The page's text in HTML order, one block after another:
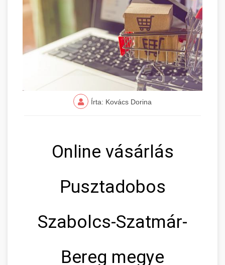
Írta: Kovács Dorina
Online vásárlás
Pusztadobos
Szabolcs-Szatmár-
Bereg megye